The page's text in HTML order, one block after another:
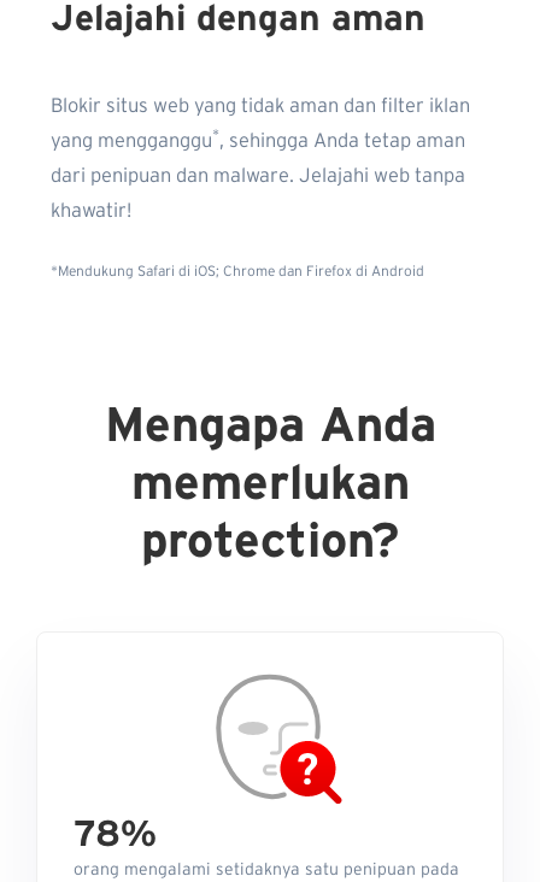
Jelajahi dengan aman
Blokir situs web yang tidak aman dan filter iklan
yang mengganggu*, sehingga Anda tetap aman
dari penipuan dan malware. Jelajahi web tanpa
khawatir!
*Mendukung Safari di iOS; Chrome dan Firefox di Android
Mengapa Anda
memerlukan
protection?
78%
orang mengalami setidaknya satu penipuan pada